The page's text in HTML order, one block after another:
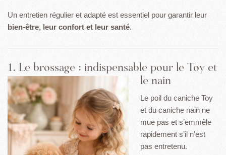
Un entretien régulier et adapté est essentiel pour garantir leur
bien-être, leur confort et leur santé.
1. Le brossage : indispensable pour le Toy et
le nain
Le poil du caniche Toy
et du caniche nain ne
mue pas et s’emmêle
rapidement s’il n’est
pas entretenu.